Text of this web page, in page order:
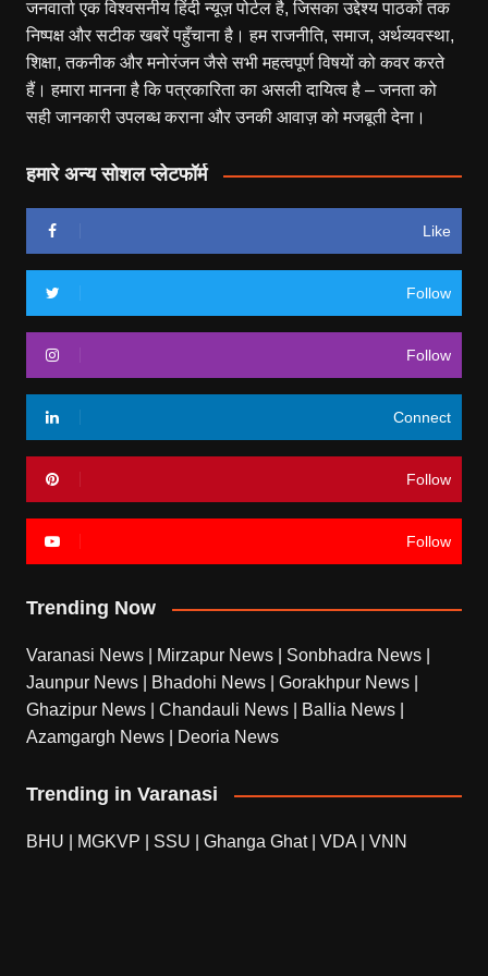
जनवार्ता एक विश्वसनीय हिंदी न्यूज़ पोर्टल है, जिसका उद्देश्य पाठकों तक
निष्पक्ष और सटीक खबरें पहुँचाना है। हम राजनीति, समाज, अर्थव्यवस्था,
शिक्षा, तकनीक और मनोरंजन जैसे सभी महत्वपूर्ण विषयों को कवर करते
हैं। हमारा मानना है कि पत्रकारिता का असली दायित्व है – जनता को
सही जानकारी उपलब्ध कराना और उनकी आवाज़ को मजबूती देना।
हमारे अन्य सोशल प्लेटफॉर्म
Like
Follow
Follow
Connect
Follow
Follow
Trending Now
Varanasi News Mirzapur News Sonbhadra News
Jaunpur News
Bhadohi News Gorakhpur News
Ghazipur News
Chandauli News Ballia News
Azamgargh News
Deoria News
Trending in Varanasi
BHU MGKVP SSU Ghanga Ghat| VDA VNN